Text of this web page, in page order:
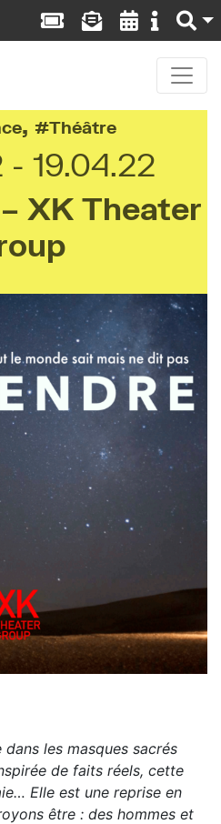
, Théâtre
19.04.22
XK Theater
les masques sacrés
de faits réels, cette
Elle est une reprise en
être : des hommes et